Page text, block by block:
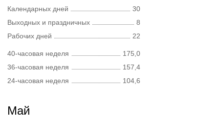
Календарных дней
30
Выходных и праздничных
8
Рабочих дней
22
40-часовая неделя
175,0
36-часовая неделя
157,4
24-часовая неделя
104,6
Май